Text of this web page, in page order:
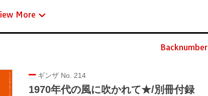
More
Backnumber
ギンザ No. 214
1970年代の風に吹かれて★/別冊付録